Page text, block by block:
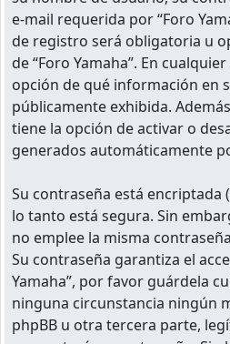
e-mail requerida por “Foro
de registro será obligatoria u
de “Foro Yamaha”. En
opción de qué información en
públicamente exhibida.
tiene la opción de activar o
generados automáticamente
Su contraseña está encriptada
lo tanto está segura. Sin
no emplee la misma
Su contraseña garantiza el
Yamaha”, por favor guárdela
ninguna circunstancia ningún
phpBB u otra tercera parte,